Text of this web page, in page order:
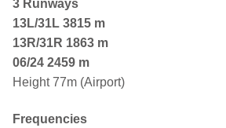
3 Runways
13L/31L 3815 m
13R/31R 1863 m
06/24 2459 m
Height 77m (Airport)
Frequencies